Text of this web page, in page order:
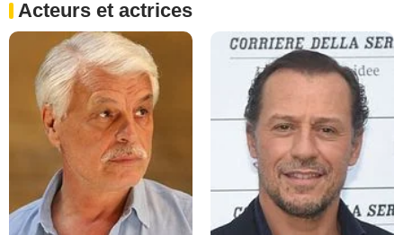
Acteurs et actrices